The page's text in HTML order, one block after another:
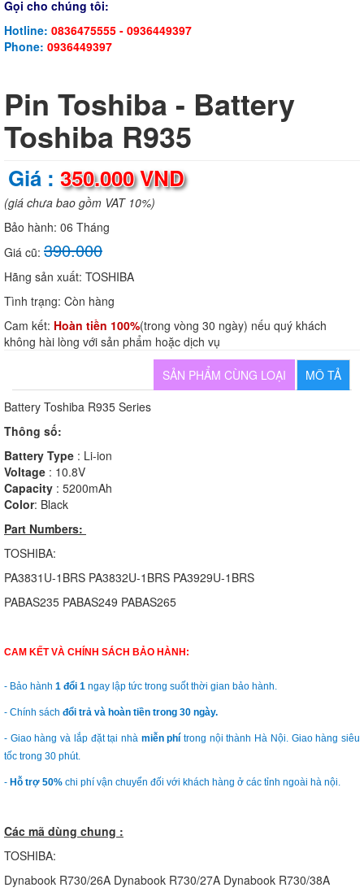
Gọi cho chúng tôi:
Hotline: 0836475555 - 0936449397
Phone: 0936449397
Pin Toshiba - Battery
Toshiba R935
Giá : 350.000 VND
(giá chưa bao gồm VAT 10%)
Bảo hành: 06 Tháng
Giá cũ: 390.000
Hãng sản xuất: TOSHIBA
Tình trạng: Còn hàng
Cam kết: Hoàn tiền 100%(trong vòng 30 ngày) nếu quý khách
không hài lòng với sản phẩm hoặc dịch vụ
MÔ TẢ
SẢN PHẨM CÙNG LOẠI
Battery Toshiba R935 Series
Thông số:
Battery Type : Li-ion
Voltage : 10.8V
Capacity : 5200mAh
Color: Black
Part Numbers:
TOSHIBA:
PA3831U-1BRS PA3832U-1BRS PA3929U-1BRS
PABAS235 PABAS249 PABAS265
CAM KẾT VÀ CHÍNH SÁCH BẢO HÀNH:
- Bảo hành 1 đổi 1 ngay lập tức trong suốt thời gian bảo hành.
- Chính sách đổi trả và hoàn tiền trong 30 ngày.
- Giao hàng và lắp đặt tại nhà miễn phí trong nội thành Hà Nội. Giao hàng siêu
tốc trong 30 phút.
- Hỗ trợ 50% chi phí vận chuyển đối với khách hàng ở các tỉnh ngoài hà nội.
Các mã dùng chung :
TOSHIBA:
Dynabook R730/26A Dynabook R730/27A Dynabook R730/38A